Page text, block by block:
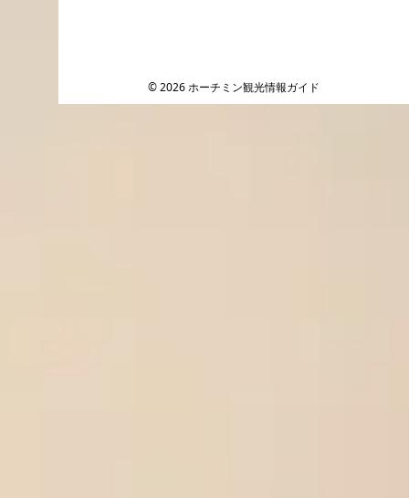
© 2026 ホーチミン観光情報ガイド